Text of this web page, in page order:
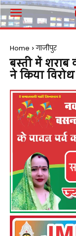
Home गाजीपुर
बस्ती में
ने किया विरोध